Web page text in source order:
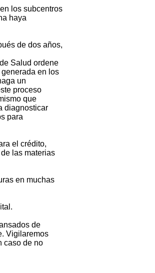
los subcentros
haya
de dos años,
Salud ordene
en los
un
proceso
que
diagnosticar
para
el crédito,
las materias
en muchas
de
Vigilaremos
caso de no